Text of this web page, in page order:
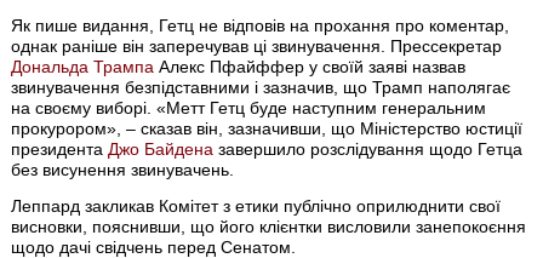
Як пише видання, Гетц не відповів на прохання про коментар,
однак раніше він заперечував ці звинувачення. Прессекретар
Дональда Трампа Алекс Пфайффер у своїй заяві назвав
звинувачення безпідставними і зазначив, що Трамп наполягає
на своєму виборі. «Метт Гетц буде наступним генеральним
прокурором», – сказав він, зазначивши, що Міністерство юстиції
президента Джо Байдена завершило розслідування щодо Гетца
без висунення звинувачень.
Леппард закликав Комітет з етики публічно оприлюднити свої
висновки, пояснивши, що його клієнтки висловили занепокоєння
щодо дачі свідчень перед Сенатом.